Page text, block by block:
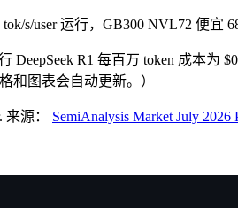
s/user 运行，GB300 NVL72 便宜
R1 每百万 token 成本为
和图表会自动更新。）
. 来源： SemiAnalysis Market July